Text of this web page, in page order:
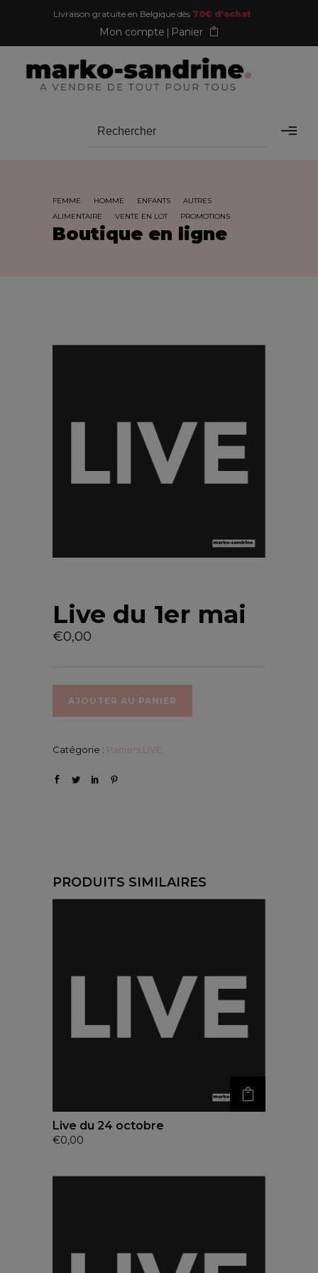
Livraison gratuite en Belgique dès 70€ d'achat
Mon compte Panier
FEMME HOMME ENFANTS
AUTRES
ALIMENTAIRE
VENTE EN LOT PROMOTIONS
Boutique en ligne
Live du 1er mai
€0,00
AJOUTER AU PANIER
Catégorie : Paniers LIVE
PRODUITS SIMILAIRES
Live du 24 octobre
€0,00